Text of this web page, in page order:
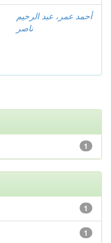
أحمد عمر، عبد الرحيم
ناصر
1
1
1